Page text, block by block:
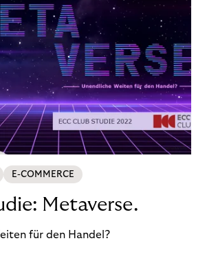
E-COMMERCE
Metaverse.
für den Handel?